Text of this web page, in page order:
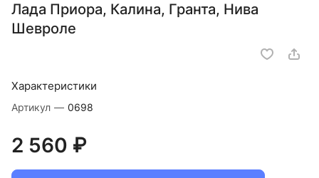
Лада Приора, Калина, Гранта, Нива
Шевроле
Характеристики
Артикул — 0698
2 560 ₽